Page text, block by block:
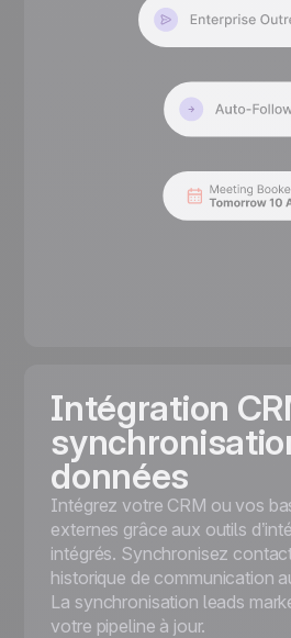
Intégration
données
Intégrez votre CRM ou vos
externes grâce aux outils
intégrés. Synchronisez
historique de communication
La synchronisation leads
votre pipeline à jour.